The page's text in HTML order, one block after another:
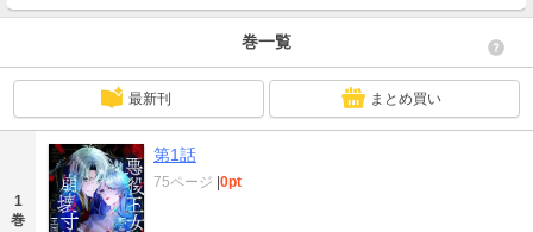
巻一覧
最新刊 まとめ買い
1
巻
第1話
75ページ 0pt